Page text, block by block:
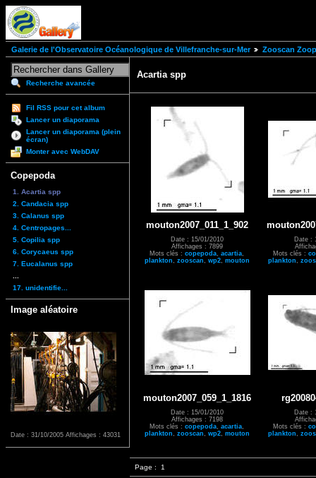
Galerie de l'Observatoire Océanologique de Villefranche-sur-Mer Zooscan
Recherche avancée
Fil RSS pour cet album
Lancer un diaporama
Lancer un diaporama (plein
écran)
Monter avec WebDAV
Copepoda
1. Acartia spp
2. Candacia spp
3. Calanus spp
4. Centropages...
5. Copilia spp
6. Corycaeus spp
7. Eucalanus spp
17. unidentifie...
Image aléatoire
Date : 31/10/2005 Affichages : 43031
Acartia spp
mouton2007_011_1_902
Date : 15/01/2010
Affichages : 7899
Mots clés :copepoda ,acartia
plankton
zooscan wp2 mouton
Date :
Mots clés :
plankton
mouton2007_059_1_1816
Date : 15/01/2010
Affichages : 7198
Mots clés :copepoda ,acartia
plankton
zooscan wp2 mouton
Date :
Mots clés :
plankton
Page : 1